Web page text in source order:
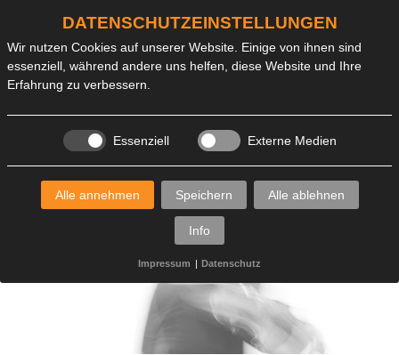
← ZUR STARTSEITE
Fr,30.01.2026
sogno/suono
art&schock XX
DATENSCHUTZEINSTELLUNGEN
Wir nutzen Cookies auf unserer Website. Einige von ihnen sind
essenziell, während andere uns helfen, diese Website und Ihre
Erfahrung zu verbessern.
Essenziell Externe Medien
Alle annehmen Speichern Alle ablehnen
Info
Impressum | Datenschutz